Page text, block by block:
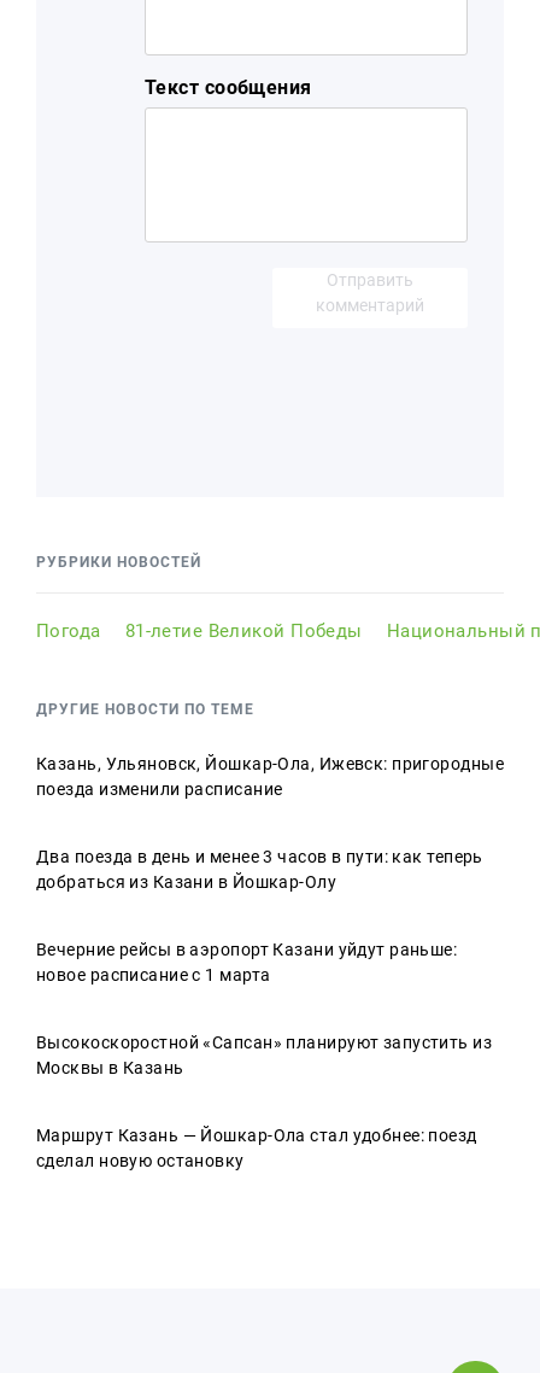
Текст сообщения
Отправить
комментарий
РУБРИКИ НОВОСТЕЙ
Погода 81-летие Великой Победы Национальный
ДРУГИЕ НОВОСТИ ПО ТЕМЕ
Казань, Ульяновск, Йошкар-Ола, Ижевск: пригородные
поезда изменили расписание
Два поезда в день и менее 3 часов в пути: как теперь
добраться из Казани в Йошкар-Олу
Вечерние рейсы в аэропорт Казани уйдут раньше:
новое расписание с 1 марта
Высокоскоростной «Сапсан» планируют запустить из
Москвы в Казань
Маршрут Казань — Йошкар-Ола стал удобнее: поезд
сделал новую остановку